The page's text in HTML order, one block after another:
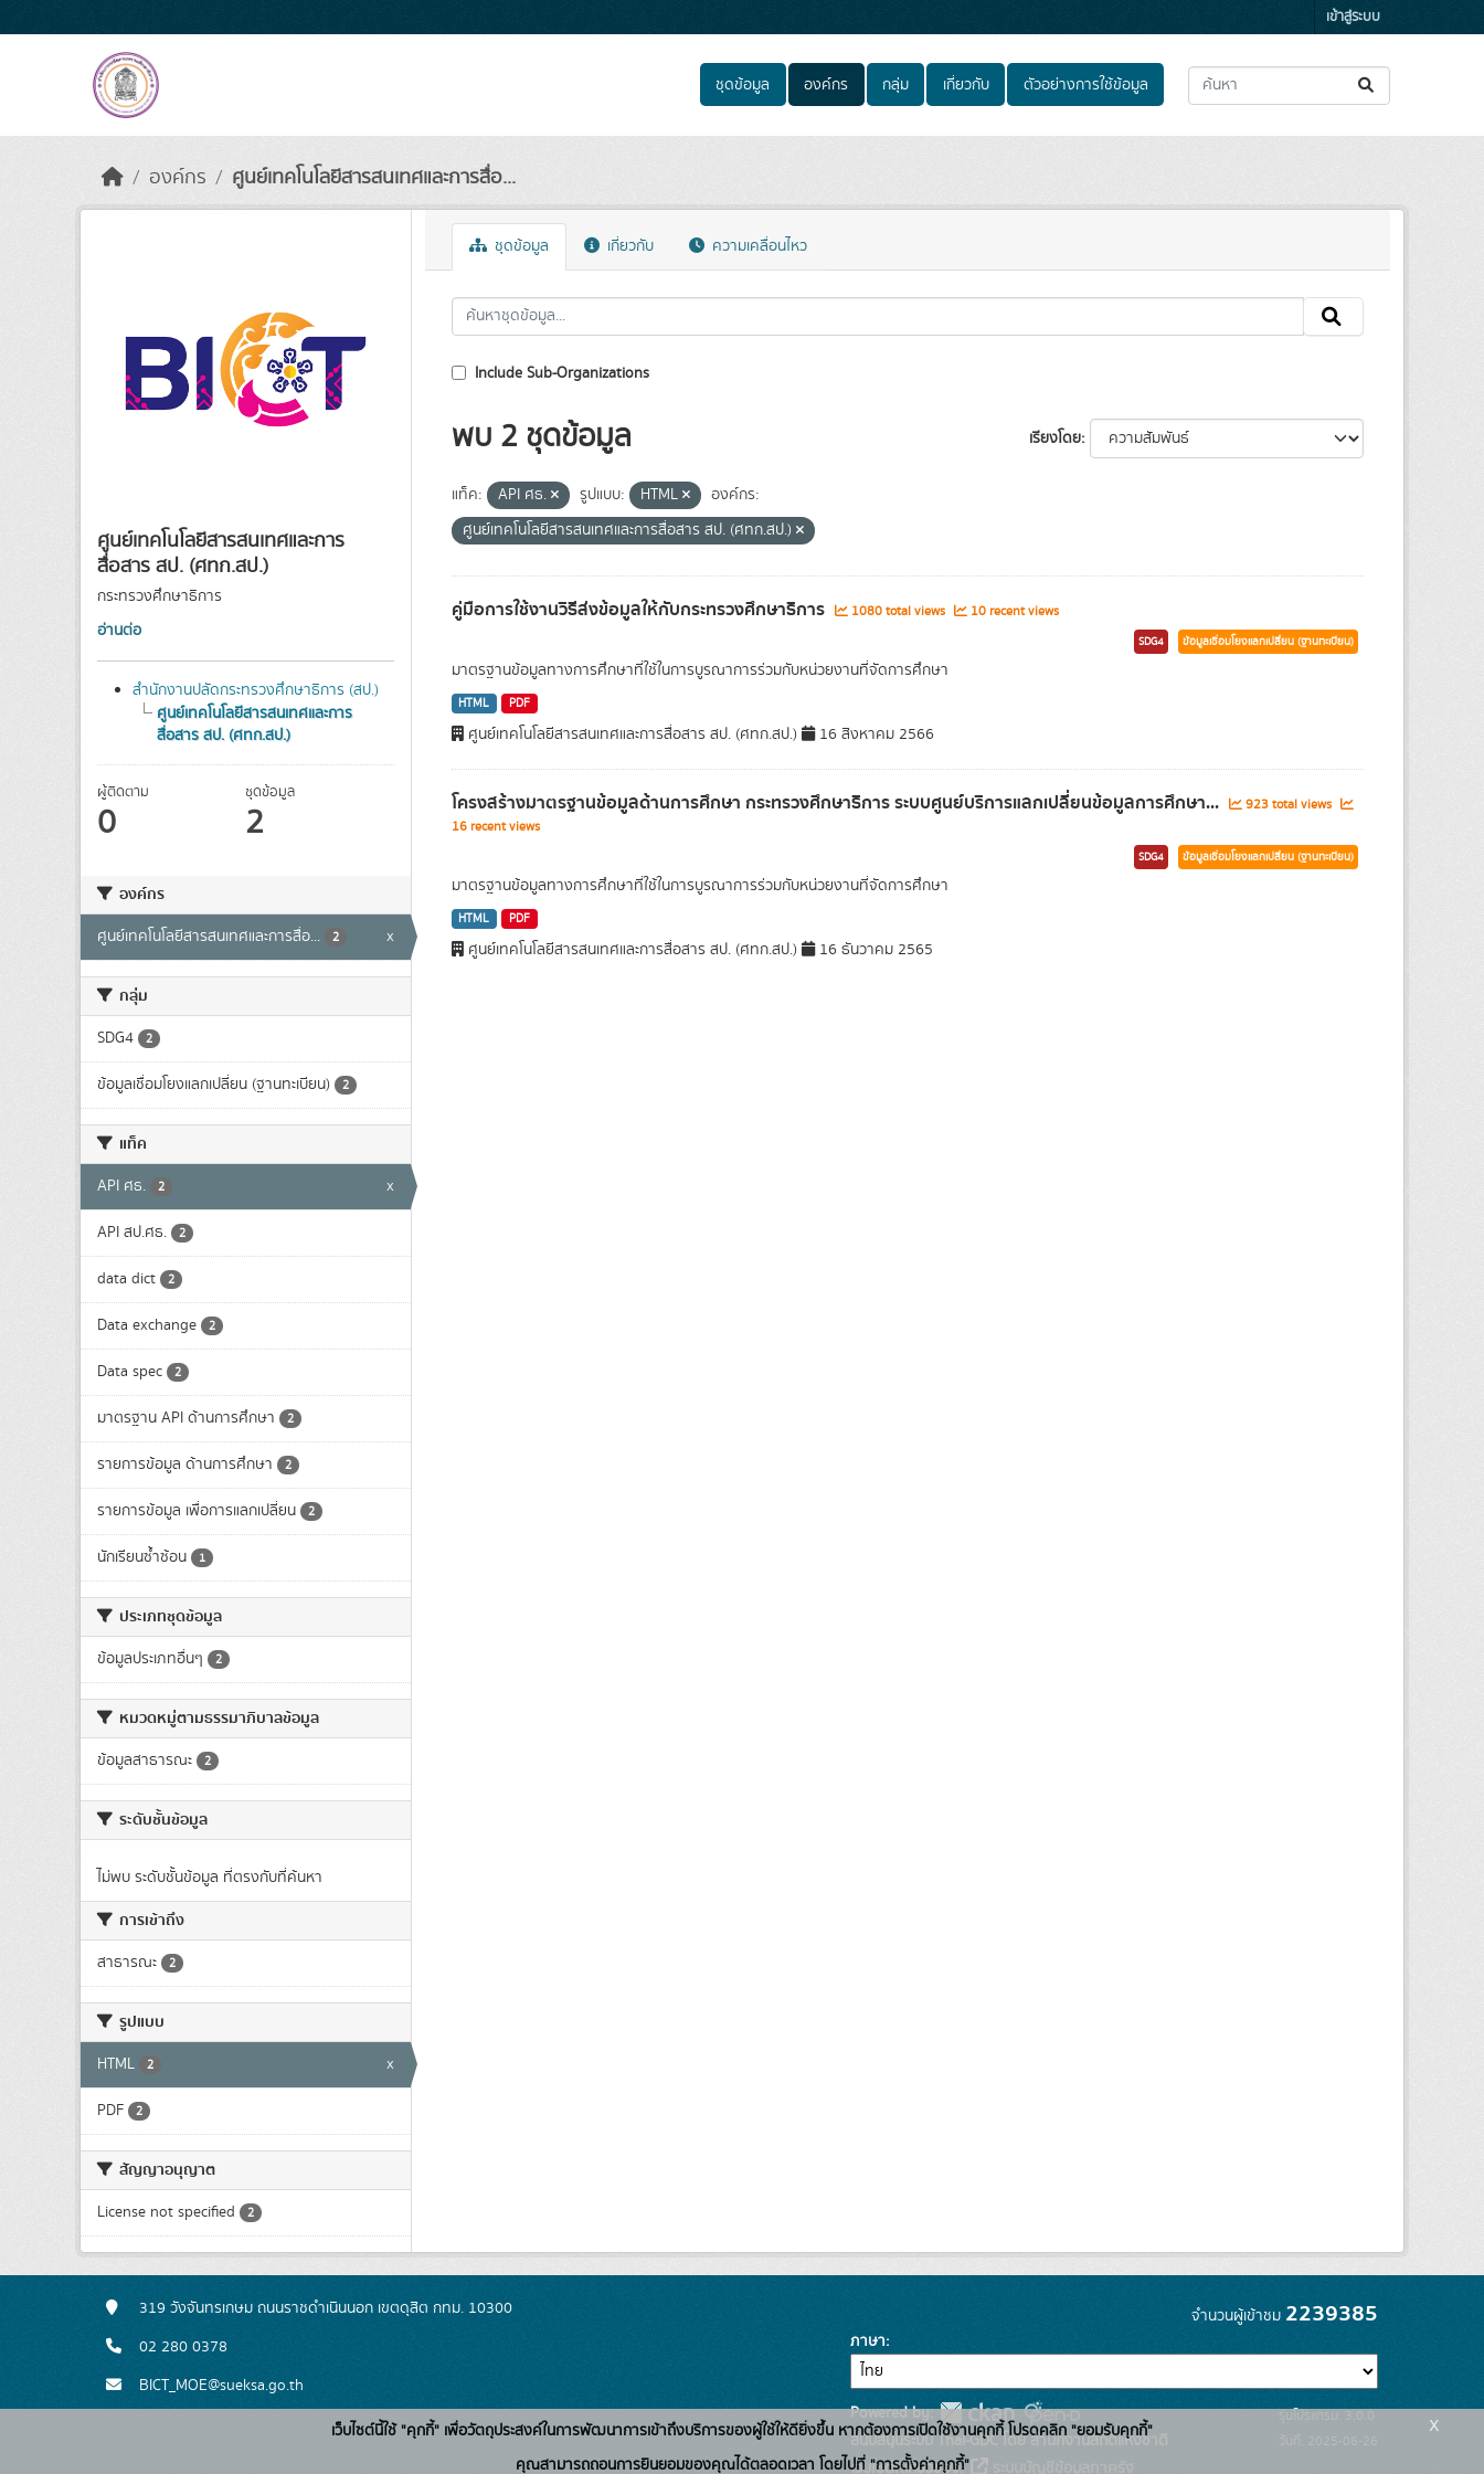
เข้าสู่ระบบ
ชุดข้อมูล องค์กร กลุ่ม เกี่ยวกับ ตัวอย่างการใช้ข้อมูล
องค์กร ศูนย์เทคโนโลยีสารสนเทศและการสื่อ...
ศูนย์เทคโนโลยีสารสนเทศและการ
สื่อสาร สป. (ศทก.สป.)
กระทรวงศึกษาธิการ
อ่านต่อ
สำนักงานปลัดกระทรวงศึกษาธิการ (สป.)
ศูนย์เทคโนโลยีสารสนเทศและการ
สื่อสาร สป. (ศทก.สป.)
ผู้ติดตาม
0
ชุดข้อมูล
2
องค์กร
ศูนย์เทคโนโลยีสารสนเทศและการสื่อ... 2 x
กลุ่ม
SDG4 2
ข้อมูลเชื่อมโยงแลกเปลี่ยน (ฐานทะเบียน) 2
แท็ค
API ศธ. 2 x
API สป.ศธ. 2
data dict 2
Data exchange 2
Data spec 2
มาตรฐาน API ด้านการศึกษา 2
รายการข้อมูล ด้านการศึกษา 2
รายการข้อมูล เพื่อการแลกเปลี่ยน 2
นักเรียนซ้ำซ้อน 1
ประเภทชุดข้อมูล
ข้อมูลประเภทอื่นๆ 2
หมวดหมู่ตามธรรมาภิบาลข้อมูล
ข้อมูลสาธารณะ 2
ระดับชั้นข้อมูล
ไม่พบ ระดับชั้นข้อมูล ที่ตรงกับที่ค้นหา
การเข้าถึง
สาธารณะ 2
รูปแบบ
HTML 2 x
PDF 2
สัญญาอนุญาต
License not specified 2
ชุดข้อมูล เกี่ยวกับ ความเคลื่อนไหว
Include Sub-Organizations
เรียงโดย
พบ 2 ชุดข้อมูล
แท็ค: API ศธ. รูปแบบ: HTML
องค์กร:
ศูนย์เทคโนโลยีสารสนเทศและการสื่อสาร สป. (ศทก.สป.)
คู่มือการใช้งานวิธีส่งข้อมูลให้กับกระทรวงศึกษาธิการ 1080 total views 10 recent views
SDG4 ข้อมูลเชื่อมโยงแลกเปลี่ยน (ฐานทะเบียน)
มาตรฐานข้อมูลทางการศึกษาที่ใช้ในการบูรณาการร่วมกับหน่วยงานที่จัดการศึกษา
HTML PDF
ศูนย์เทคโนโลยีสารสนเทศและการสื่อสาร สป. (ศทก.สป.) 16 สิงหาคม 2566
โครงสร้างมาตรฐานข้อมูลด้านการศึกษา กระทรวงศึกษาธิการ ระบบศูนย์บริการแลกเปลี่ยนข้อมูลการศึกษา...
923 total views
16 recent views
SDG4 ข้อมูลเชื่อมโยงแลกเปลี่ยน (ฐานทะเบียน)
มาตรฐานข้อมูลทางการศึกษาที่ใช้ในการบูรณาการร่วมกับหน่วยงานที่จัดการศึกษา
HTML PDF
ศูนย์เทคโนโลยีสารสนเทศและการสื่อสาร สป. (ศทก.สป.) 16 ธันวาคม 2565
319 วังจันทรเกษม ถนนราชดำเนินนอก เขตดุสิต กทม. 10300
02 280 0378
BICT_MOE@sueksa.go.th
จำนวนผู้เข้าชม 2239385
ภาษา
Powered by:
สนับสนุนระบบ Thai-GDC โดย สำนักงานสถิติแห่งชาติ
เว็บไซต์ที่เกี่ยวข้อง:
รุ่นโปรแกรม: 3.0.0
วันที่: 2025-06-26
เว็บไซต์นี้ใช้ "คุกกี้" เพื่อวัตถุประสงค์ในการพัฒนาการเข้าถึงบริการของผู้ใช้ให้ดียิ่งขึ้น หากต้องการเปิดใช้งานคุกกี้ โปรดคลิก "ยอมรับคุกกี้"
คุณสามารถถอนการยินยอมของคุณได้ตลอดเวลา โดยไปที่ "การตั้งค่าคุกกี้"
x